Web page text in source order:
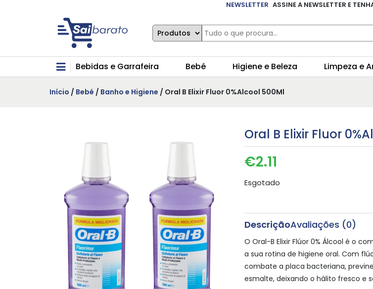
NEWSLETTER ASSINE A NEWSLETTER E
Bebidas e Garrafeira Bebé Higiene e Beleza Limpeza e
Início / Bebé / Banho e Higiene / Oral B Elixir Fluor 0%Alcool 500Ml
Oral B Elixir Fluor
€2.11
Esgotado
DescriçãoAvaliações (0)
O Oral-B Elixir Flúor 0% Álcool é o
a sua rotina de higiene oral. Com
combate a placa bacteriana,
esmalte, deixando o hálito fresco e